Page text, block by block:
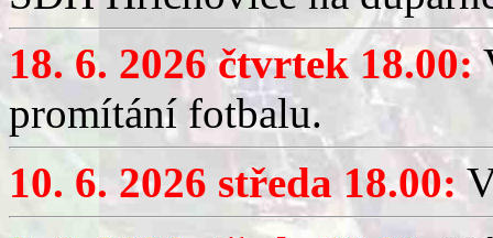
18. 6. 2026 čtvrtek 18.00:
promítání fotbalu.
10. 6. 2026 středa 18.00: